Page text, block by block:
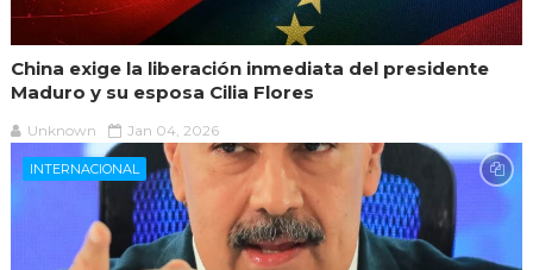
China exige la liberación inmediata del presidente
Maduro y su esposa Cilia Flores
Unknown Jan 04, 2026
INTERNACIONAL